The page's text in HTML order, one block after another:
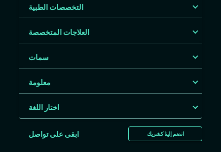
التخصصات الطبية
العلاجات المتخصصة
سمات
معلومة
اختار اللغة
انضم إلينا كشريك ابقى على تواصل